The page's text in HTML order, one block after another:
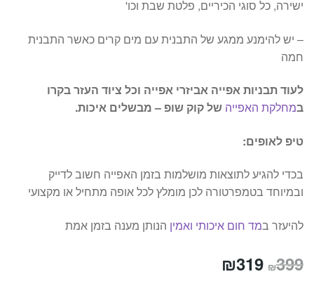
ישירה, כל סוגי הכיריים, פלטת שבת וכו'
– יש להימנע ממגע של התבנית עם מים קרים כאשר התבנית
חמה
לעוד תבניות אפייה אביזרי אפייה וכל ציוד העזר בקרו
במחלקת האפייה של קוק שופ – מבשלים איכות.
טיפ לאופים:
בכדי להגיע לתוצאות מושלמות בזמן האפייה חשוב לדייק
ובמיוחד בטמפרטורה לכן מומלץ לכל אופה מתחיל או מקצועי
להיעזר במד חום איכותי ואמין הנותן מענה בזמן אמת
₪399 המחיר
₪319